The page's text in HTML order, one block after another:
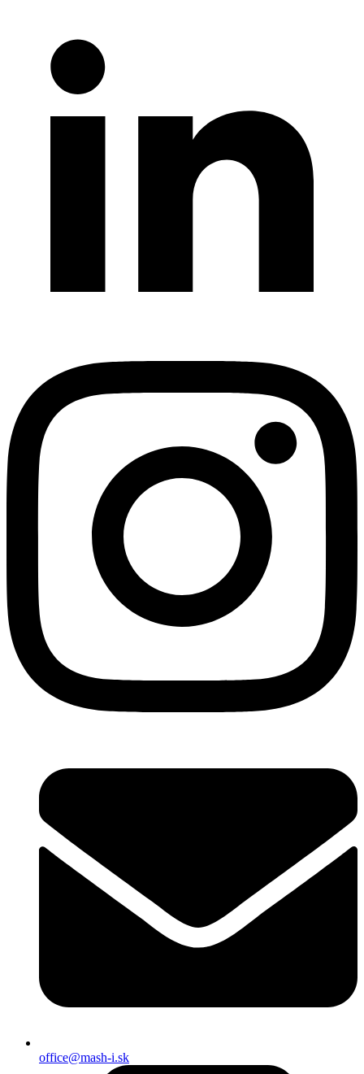
office@mash-i.sk